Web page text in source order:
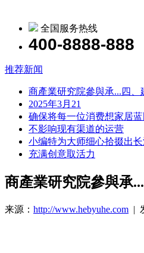
全国服务热线
400-8888-888
推荐新闻
商產業研究院參與承...四、
2025年3月21
确保将每一位消费想家居
不影响现有渠道的运营
小编特为大师细心拾掇出
充满创意取活力
商產業研究院參與承
来源： http://www.hebyuhe.com |